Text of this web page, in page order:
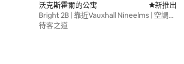
沃克斯霍爾的公寓 新住處
新推出
Bright 2B | 靠近Vauxhall Nineelms | 空調、
健身房、泳池
待客之道